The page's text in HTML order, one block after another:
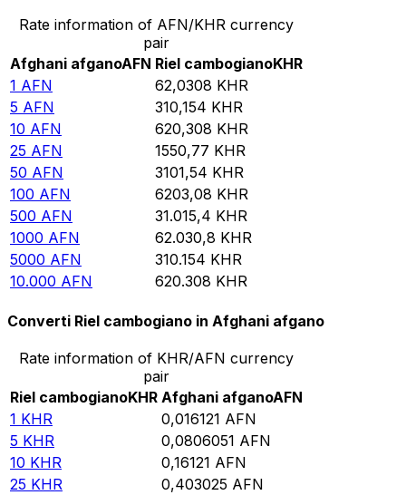
Rate information of AFN/KHR currency
pair
Afghani afganoAFN Riel cambogianoKHR
1 AFN 62,0308 KHR
5 AFN 310,154 KHR
10 AFN 620,308 KHR
25 AFN 1550,77 KHR
50 AFN 3101,54 KHR
100 AFN 6203,08 KHR
500 AFN 31.015,4 KHR
1000 AFN 62.030,8 KHR
5000 AFN 310.154 KHR
10.000 AFN 620.308 KHR
Converti Riel cambogiano in Afghani afgano
Rate information of KHR/AFN currency
pair
Riel cambogianoKHR Afghani afganoAFN
1 KHR 0,016121 AFN
5 KHR 0,0806051 AFN
10 KHR 0,16121 AFN
25 KHR 0,403025 AFN